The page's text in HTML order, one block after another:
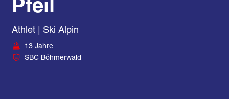
Pfeil
Athlet | Ski Alpin
13 Jahre
SBC Böhmerwald